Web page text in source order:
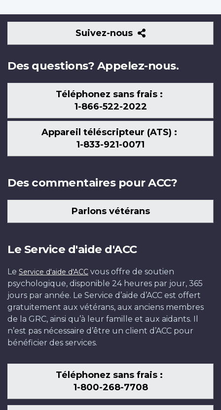
Suivez-nous
Suivez-
nous
Des questions? Appelez-nous.
Téléphonez sans frais :
1-866-522-2022
Appareil téléscripteur (ATS) :
1-833-921-0071
Des commentaires pour ACC?
Parlons vétérans
Le Service d'aide d'ACC
Le Service d'aide d'ACC vous offre de soutien
psychologique, disponible 24 heures par jour, 365
jours par année. Le Service d’aide d’ACC est offert
gratuitement aux vétérans, aux anciens membres
de la GRC, ainsi qu’à leur famille et aux aidants. Il
n’est pas nécessaire d’être un client d’ACC pour
bénéficier des services.
Téléphonez sans frais :
1-800-268-7708